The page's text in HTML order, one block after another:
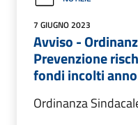
7 GIUGNO 2023
Avviso -
Prevenzione
fondi incolti
Ordinanza